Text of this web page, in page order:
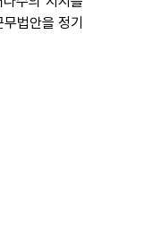
법안을 정기